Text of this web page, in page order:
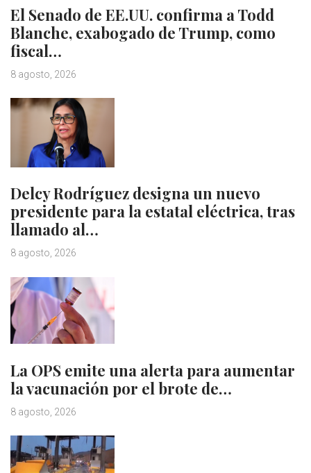
El Senado de EE.UU. confirma a Todd
Blanche, exabogado de Trump, como
fiscal…
8 agosto, 2026
Delcy Rodríguez designa un nuevo
presidente para la estatal eléctrica, tras
llamado al…
8 agosto, 2026
La OPS emite una alerta para aumentar
la vacunación por el brote de…
8 agosto, 2026